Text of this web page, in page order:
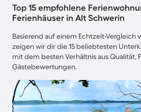
Top 15 empfohlene
Ferienhäuser in Alt Schwerin
Basierend auf einem Echtzeit-Vergleich
zeigen wir dir die 15 beliebtesten
mit dem besten Verhältnis aus Qualität,
Gästebewertungen.